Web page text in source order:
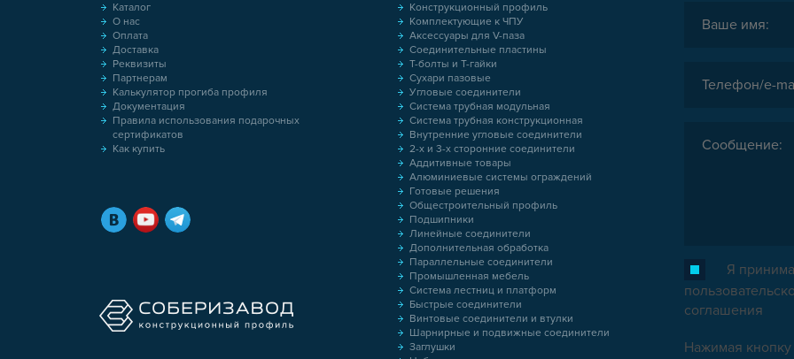
Я
соглашения
Нажимая кнопку
Конструкционный профиль
Комплектующие к ЧПУ
Аксессуары для V-паза
Соединительные пластины
Т-болты и Т-гайки
Сухари пазовые
Угловые соединители
Система трубная модульная
Система трубная конструкционная
Внутренние угловые соединители
2-х и 3-х сторонние соединители
Аддитивные товары
Алюминиевые системы ограждений
Готовые решения
Общестроительный профиль
Подшипники
Линейные соединители
Дополнительная обработка
Параллельные соединители
Промышленная мебель
Система лестниц и платформ
Быстрые соединители
Винтовые соединители и втулки
Шарнирные и подвижные соединители
Заглушки
Каталог
О нас
Оплата
Доставка
Реквизиты
Партнерам
Калькулятор прогиба профиля
Документация
Правила использования подарочных
сертификатов
Как купить